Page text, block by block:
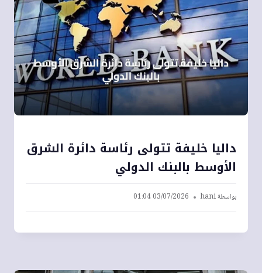
داليا خليفة تتولى رئاسة دائرة الشرق
الأوسط بالبنك الدولي
بواسطةhani
03/07/2026 01:04